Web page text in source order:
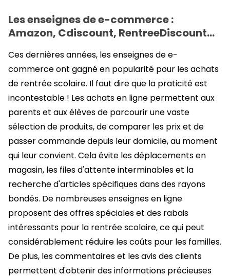
Les enseignes de e-commerce :
Amazon, Cdiscount, RentreeDiscount…
Ces dernières années, les enseignes de e-
commerce ont gagné en popularité pour les achats
de rentrée scolaire. Il faut dire que la praticité est
incontestable ! Les achats en ligne permettent aux
parents et aux élèves de parcourir une vaste
sélection de produits, de comparer les prix et de
passer commande depuis leur domicile, au moment
qui leur convient. Cela évite les déplacements en
magasin, les files d'attente interminables et la
recherche d'articles spécifiques dans des rayons
bondés. De nombreuses enseignes en ligne
proposent des offres spéciales et des rabais
intéressants pour la rentrée scolaire, ce qui peut
considérablement réduire les coûts pour les familles.
De plus, les commentaires et les avis des clients
permettent d'obtenir des informations précieuses